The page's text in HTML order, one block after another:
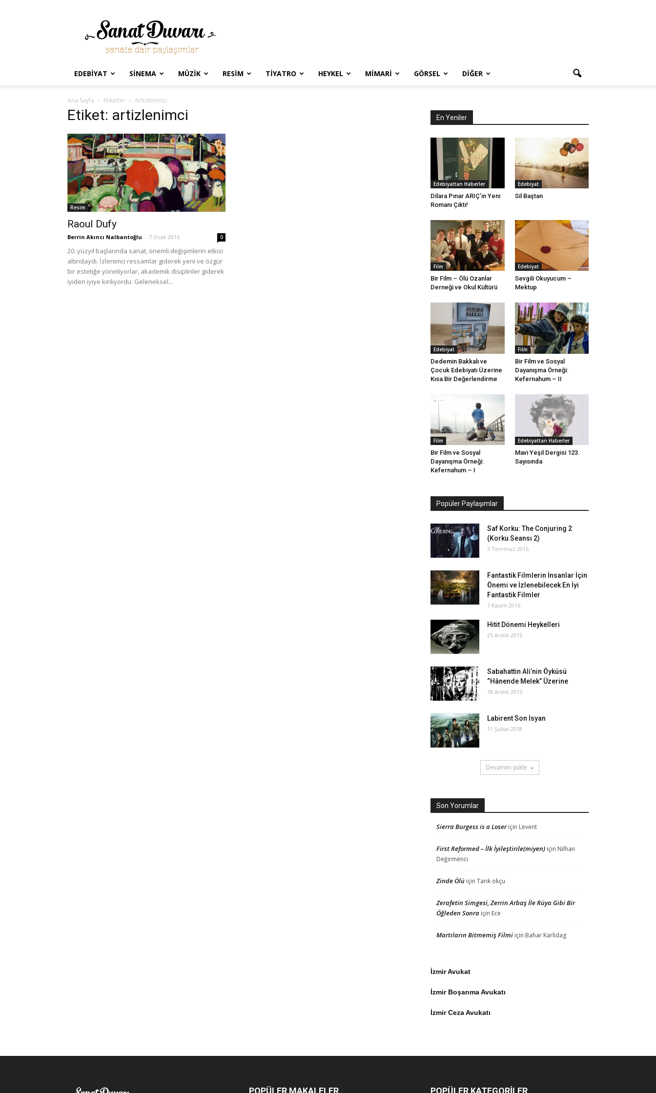
Sanat
Duvarı
EDEBIYAT SINEMA MÜZIK RESIM TIYATRO HEYKEL MIMARI GÖRSEL DIĞER
Ana Sayfa Etiketler Artizlenimci
Etiket: artizlenimci
Resim
Raoul Dufy
Berrin Akıncı Nalbantoğlu - 7 Ocak 2016 0
20. yüzyıl başlarında sanat, önemli değişimlerin etkisi
altındaydı. İzlenimci ressamlar giderek yeni ve özgür
bir estetiğe yöneliyorlar, akademik disiplinler giderek
iyiden iyiye kırılıyordu. Geleneksel...
En Yeniler
Edebiyattan Haberler
Dilara Pınar ARIÇ’ın Yeni
Romanı Çıktı!
Edebiyat
Sil Baştan
Film
Bir Film – Ölü Ozanlar
Derneği ve Okul Kültürü
Edebiyat
Sevgili Okuyucum –
Mektup
Edebiyat
Dedemin Bakkalı ve
Çocuk Edebiyatı Üzerine
Kısa Bir Değerlendirme
Film
Bir Film ve Sosyal
Dayanışma Örneği:
Kefernahum – II
Film
Bir Film ve Sosyal
Dayanışma Örneği:
Kefernahum – I
Edebiyattan Haberler
Mavi Yeşil Dergisi 123.
Sayısında
Popüler Paylaşımlar
Saf Korku: The Conjuring 2
(Korku Seansı 2)
3 Temmuz 2016
Fantastik Filmlerin İnsanlar İçin
Önemi ve İzlenebilecek En İyi
Fantastik Filmler
7 Kasım 2016
Hitit Dönemi Heykelleri
25 Aralık 2015
Sabahattin Ali’nin Öyküsü
“Hânende Melek” Üzerine
18 Aralık 2015
Labirent Son İsyan
11 Şubat 2018
Devamını yükle
Son Yorumlar
Sierra Burgess is a Loseriçin Levent
First Reformed – İlk İyileştirile(miyen) için Nilhan
Değirmenci
Zinde Ölü için Tarık okçu
Zerafetin Simgesi, Zerrin Arbaş İle Rüya Gibi Bir
Öğleden Sonra için Ece
Martıların Bitmemiş Filmi için Bahar Karlidag
İzmir Avukat
İzmir Boşanma Avukatı
İzmir Ceza Avukatı
POPÜLER MAKALELER POPÜLER KATEGORİLER